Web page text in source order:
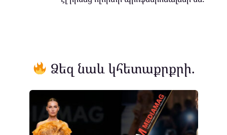
Ձեզ նաև կհետաքրքրի.